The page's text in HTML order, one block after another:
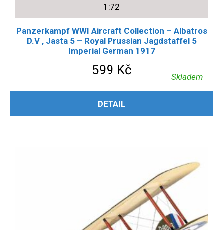
1:72
Panzerkampf WWI Aircraft Collection – Albatros
D.V , Jasta 5 – Royal Prussian Jagdstaffel 5
Imperial German 1917
599 Kč Skladem
PŘIDAT DO KOŠÍKU
DETAIL